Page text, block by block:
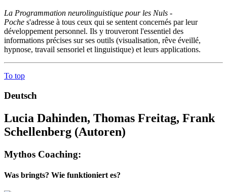
La Programmation neurolinguistique pour les Nuls -
Poche s'adresse à tous ceux qui se sentent concernés par leur
développement personnel. Ils y trouveront l'essentiel des
informations précises sur ses outils (visualisation, rêve éveillé,
hypnose, travail sensoriel et linguistique) et leurs applications.
To top
Deutsch
Lucia Dahinden,‎ Thomas Freitag,‎ Frank
Schellenberg (Autoren)
Mythos Coaching:
Was bringts? Wie funktioniert es?